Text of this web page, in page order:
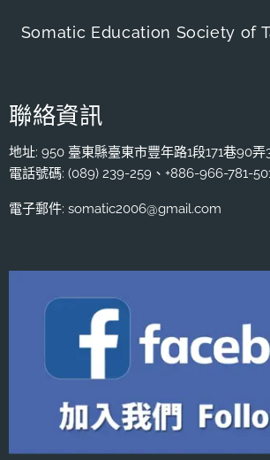
Somatic Education Society of
聯絡資訊
地址: 950 臺東縣臺東市豐年路1段171巷90弄
電話號碼: (089) 239-259、+886-966-781-
電子郵件: somatic2006@gmail.com